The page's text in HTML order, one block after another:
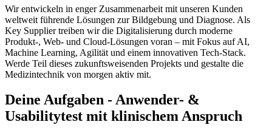
Wir entwickeln in enger Zusammenarbeit mit unseren Kunden
weltweit führende Lösungen zur Bildgebung und Diagnose. Als
Key Supplier treiben wir die Digitalisierung durch moderne
Produkt-, Web- und Cloud-Lösungen voran – mit Fokus auf AI,
Machine Learning, Agilität und einem innovativen Tech-Stack.
Werde Teil dieses zukunftsweisenden Projekts und gestalte die
Medizintechnik von morgen aktiv mit.
Deine Aufgaben - Anwender- &
Usabilitytest mit klinischem Anspruch